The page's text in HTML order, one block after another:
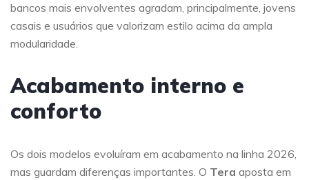
bancos mais envolventes agradam, principalmente, jovens
casais e usuários que valorizam estilo acima da ampla
modularidade.
Acabamento interno e
conforto
Os dois modelos evoluíram em acabamento na linha 2026,
mas guardam diferenças importantes. O Tera aposta em